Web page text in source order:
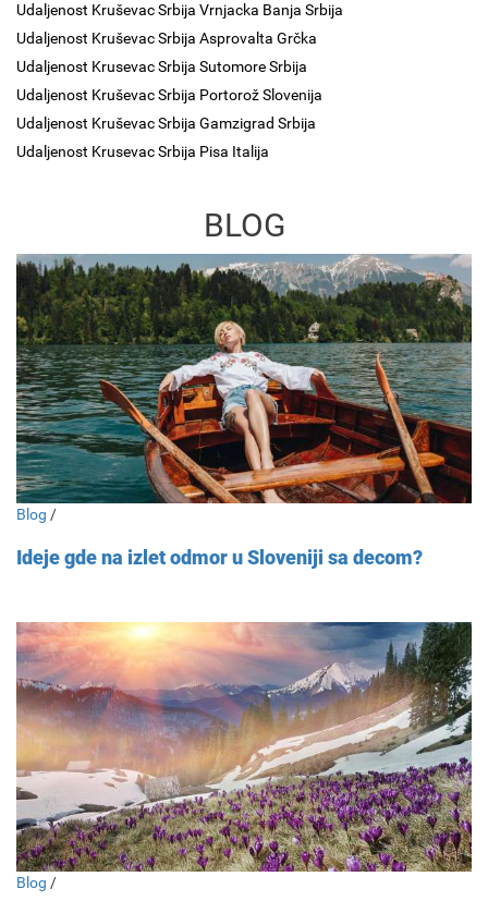
Udaljenost Kruševac Srbija Vrnjacka Banja Srbija
Udaljenost Kruševac Srbija Asprovalta Grčka
Udaljenost Krusevac Srbija Sutomore Srbija
Udaljenost Kruševac Srbija Portorož Slovenija
Udaljenost Kruševac Srbija Gamzigrad Srbija
Udaljenost Krusevac Srbija Pisa Italija
BLOG
Blog /
Ideje gde na izlet odmor u Sloveniji sa decom?
Blog /